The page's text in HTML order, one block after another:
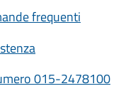
frequenti
015-2478100